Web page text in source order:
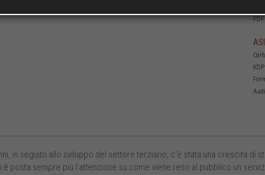
in seguito allo sviluppo del settore terziario, c’è stata una crescita di
è posta sempre più l’attenzione su come viene reso al pubblico un